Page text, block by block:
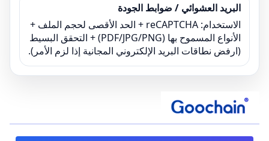
البريد العشوائي / ضوابط الجودة
الاستخدام: reCAPTCHA + الحد الأقصى لحجم الملف +
الأنواع المسموح بها (PDF/JPG/PNG) + التحقق البسيط
(ارفض نطاقات البريد الإلكتروني المجانية إذا لزم الأمر).